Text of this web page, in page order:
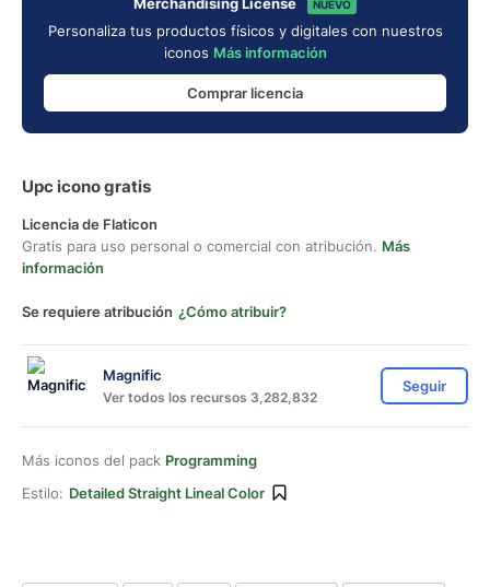
NUEVO
Personaliza tus productos físicos y digitales con nuestros
iconos Más información
Comprar licencia
Upc icono gratis
Licencia de Flaticon
Gratis para uso personal o comercial con atribución. Más
información
Se requiere atribución ¿Cómo atribuir?
Magnific
Ver todos los recursos 3,282,832
Seguir
Más iconos del pack Programming
Estilo: Detailed Straight Lineal Color